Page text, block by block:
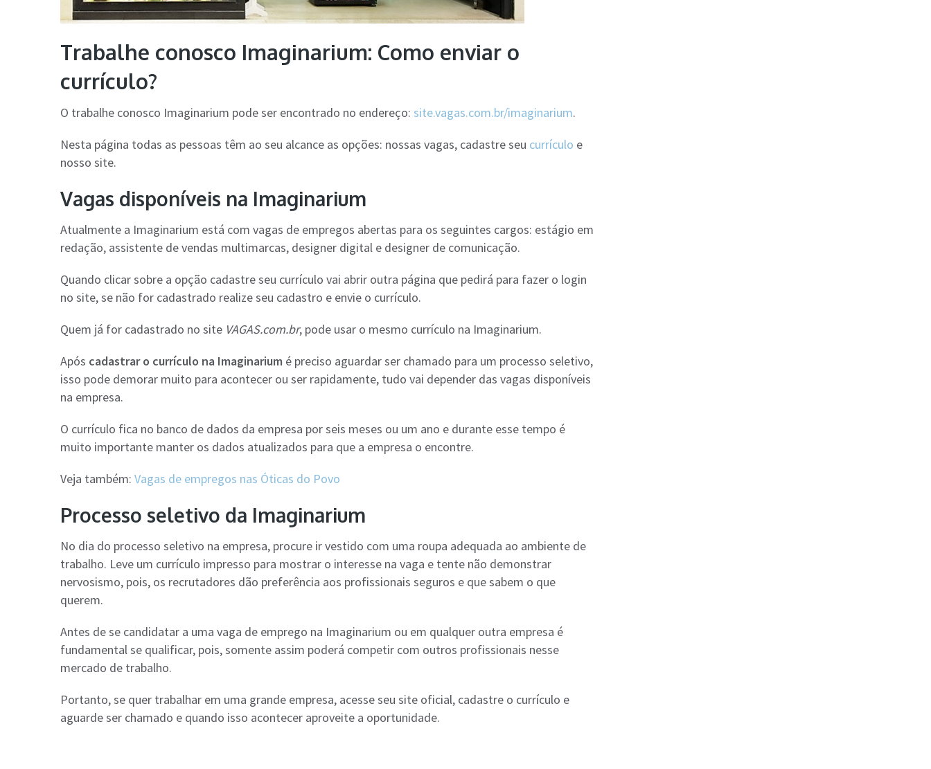
Trabalhe conosco Imaginarium: Como enviar o
currículo?
O trabalhe conosco Imaginarium pode ser encontrado no endereço: site.vagas.com.br/imaginarium.
Nesta página todas as pessoas têm ao seu alcance as opções: nossas vagas, cadastre seu currículo e
nosso site.
Vagas disponíveis na Imaginarium
Atualmente a Imaginarium está com vagas de empregos abertas para os seguintes cargos: estágio em
redação, assistente de vendas multimarcas, designer digital e designer de comunicação.
Quando clicar sobre a opção cadastre seu currículo vai abrir outra página que pedirá para fazer o login
no site, se não for cadastrado realize seu cadastro e envie o currículo.
Quem já for cadastrado no site VAGAS.com.br, pode usar o mesmo currículo na Imaginarium.
Após cadastrar o currículo na Imaginarium é preciso aguardar ser chamado para um processo seletivo,
isso pode demorar muito para acontecer ou ser rapidamente, tudo vai depender das vagas disponíveis
na empresa.
O currículo fica no banco de dados da empresa por seis meses ou um ano e durante esse tempo é
muito importante manter os dados atualizados para que a empresa o encontre.
Veja também: Vagas de empregos nas Óticas do Povo
Processo seletivo da Imaginarium
No dia do processo seletivo na empresa, procure ir vestido com uma roupa adequada ao ambiente de
trabalho. Leve um currículo impresso para mostrar o interesse na vaga e tente não demonstrar
nervosismo, pois, os recrutadores dão preferência aos profissionais seguros e que sabem o que
querem.
Antes de se candidatar a uma vaga de emprego na Imaginarium ou em qualquer outra empresa é
fundamental se qualificar, pois, somente assim poderá competir com outros profissionais nesse
mercado de trabalho.
Portanto, se quer trabalhar em uma grande empresa, acesse seu site oficial, cadastre o currículo e
aguarde ser chamado e quando isso acontecer aproveite a oportunidade.